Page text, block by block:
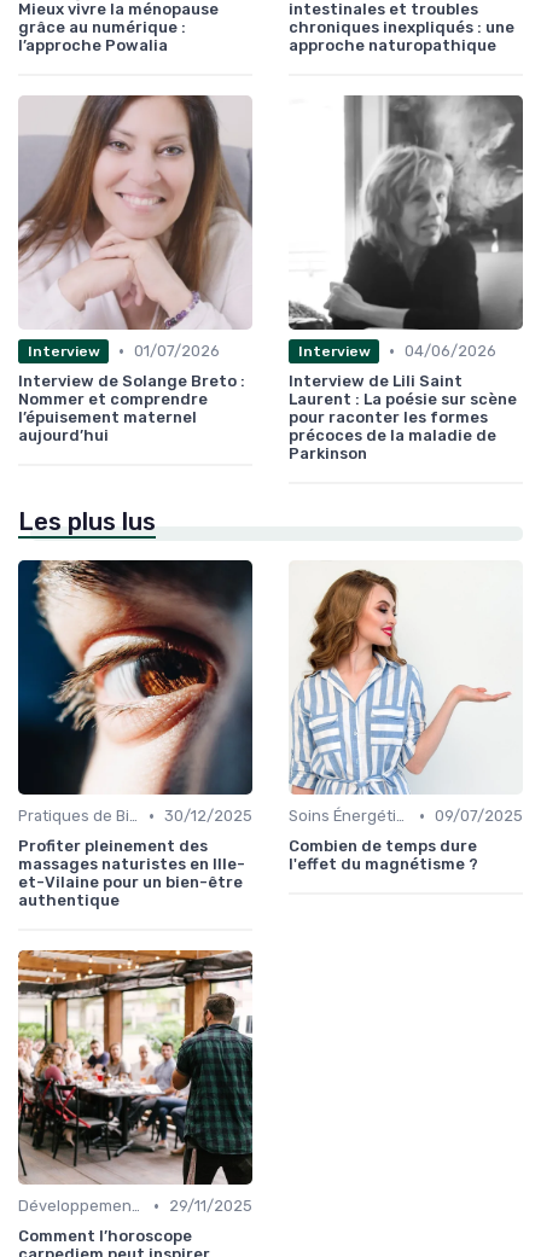
Mieux vivre la ménopause
grâce au numérique :
l’approche Powalia
intestinales et troubles
chroniques inexpliqués : une
approche naturopathique
Interview • 01/07/2026
Interview de Solange Breto :
Nommer et comprendre
l’épuisement maternel
aujourd’hui
Interview • 04/06/2026
Interview de Lili Saint
Laurent : La poésie sur scène
pour raconter les formes
précoces de la maladie de
Parkinson
Les plus lus
Pratiques de Bien-être Anciennes • 30/12/2025
Profiter pleinement des
massages naturistes en Ille-
et-Vilaine pour un bien-être
authentique
Soins Énergétiques • 09/07/2025
Combien de temps dure
l'effet du magnétisme ?
Développement Durable et Bien-être •
29/11/2025
Comment l’horoscope